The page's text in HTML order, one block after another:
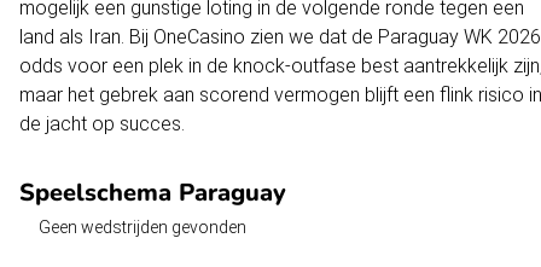
mogelijk een gunstige loting in de volgende ronde tegen een
land als Iran. Bij OneCasino zien we dat de Paraguay WK 2026
odds voor een plek in de knock-outfase best aantrekkelijk
maar het gebrek aan scorend vermogen blijft een flink risico in
de jacht op succes.
Speelschema Paraguay
Geen wedstrijden gevonden